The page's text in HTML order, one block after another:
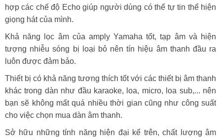
hợp các chế độ Echo giúp người dùng có thể tự tin thể hiện
giọng hát của mình.
Khả năng lọc âm của amply Yamaha tốt, tạp âm và hiện
tượng nhiễu sóng bị loại bỏ nên tín hiệu âm thanh đầu ra
luôn được đảm bảo.
Thiết bị có khả năng tương thích tốt với các thiết bị âm thanh
khác trong dàn như đầu karaoke, loa, micro, loa sub,... nên
bạn sẽ không mất quá nhiều thời gian cũng như công suất
cho việc chọn mua dàn âm thanh.
Sở hữu những tính năng hiện đại kể trên, chất lượng âm